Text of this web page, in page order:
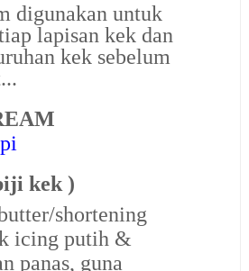
digunakan untuk
lapisan kek dan
kek sebelum
kek )
shortening
icing putih &
panas, guna